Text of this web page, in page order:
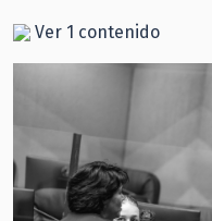
Ver 1 contenido